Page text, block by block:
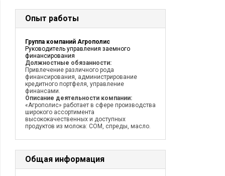
Опыт работы
Группа компаний Агрополис
Руководитель управления заемного
финансирования
Должностные обязанности:
Привлечение различного рода
финансирования, администрирование
кредитного портфеля, управление
финансами.
Описание деятельности компании:
«Агрополис» работает в сфере производства
широкого ассортимента
высококачественных и доступных
продуктов из молока: СОМ, спреды, масло.
Общая информация